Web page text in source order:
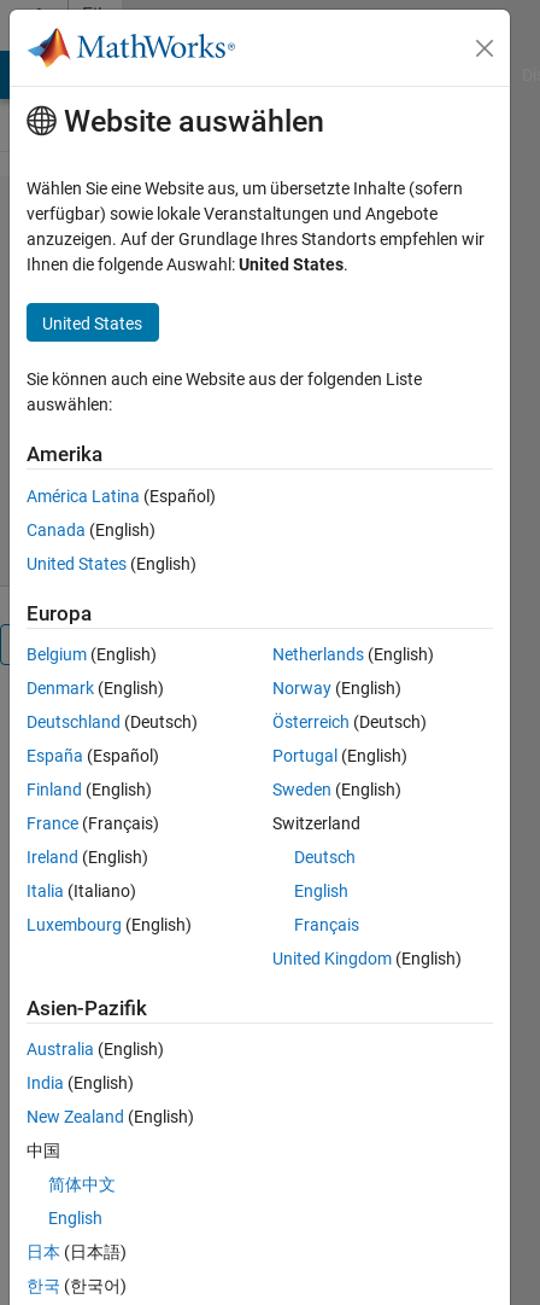
Weiter zum Inhalt
File
Exchange
3D
voxelizer
Provides functionality to
representation.
Version 1.0.0.0
6,6K Downloads
4,20/5
Überblick
provides
functionalities
for loading
3D models
from .OBJ
files and
The space is
divided in a
discrete grid,
and the grid
cells which
intersect the
are marked
as occupied.
The
occupied
cells then
Website auswählen
Wählen Sie eine Website aus, um übersetzte Inhalte (sofern
verfügbar) sowie lokale Veranstaltungen und Angebote
anzuzeigen. Auf der Grundlage Ihres Standorts empfehlen wir
Ihnen die folgende Auswahl:United States.
United States
Sie können auch eine Website aus der folgenden Liste
auswählen:
Amerika
América Latina (Español)
Canada (English)
United States (English)
Europa
Belgium (English)
Denmark (English)
Deutschland (Deutsch)
España (Español)
Finland (English)
France (Français)
Ireland (English)
Italia (Italiano)
Luxembourg (English)
Netherlands (English)
Norway (English)
Österreich (Deutsch)
Portugal (English)
Sweden (English)
Switzerland
Deutsch
English
Français
United Kingdom (English)
Asien-Pazifik
Australia (English)
India (English)
New Zealand (English)
中国
简体中文
English
日本 (日本語)
한국 (한국어)